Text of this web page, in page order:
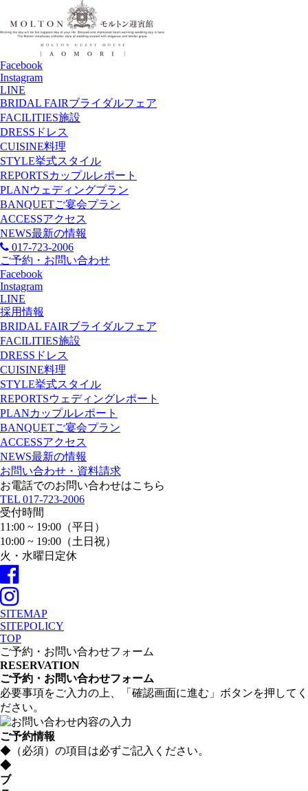
Facebook
Instagram
LINE
BRIDAL FAIRブライダルフェア
FACILITIES施設
DRESS ドレス
CUISINE料理
STYLE挙式スタイル
REPORTSカップルレポート
PLANウェディングプラン
BANQUETご宴会プラン
ACCESSアクセス
NEWS最新の情報
017-723-2006
ご予約・お問い合わせ
Facebook
Instagram
LINE
採用情報
BRIDAL FAIRブライダルフェア
FACILITIES施設
DRESS ドレス
CUISINE料理
STYLE挙式スタイル
REPORTSウェディングレポート
PLANカップルレポート
BANQUETご宴会プラン
ACCESSアクセス
NEWS最新の情報
お問い合わせ・資料請求
お電話でのお問い合わせはこちら
TEL 017-723-2006
受付時間
11:00 ~ 19:00（平日）
10:00 ~ 19:00（土日祝）
火・水曜日定休
SITEMAP
SITEPOLICY
TOP
ご予約・お問い合わせフォーム
RESERVATION
ご予約・お問い合わせフォーム
必要事項をご入力の上、「確認画面に進む」ボタンを押してく
ださい。
ご予約情報
◆ （必須）の項目は必ずご記入ください。
◆
ブ